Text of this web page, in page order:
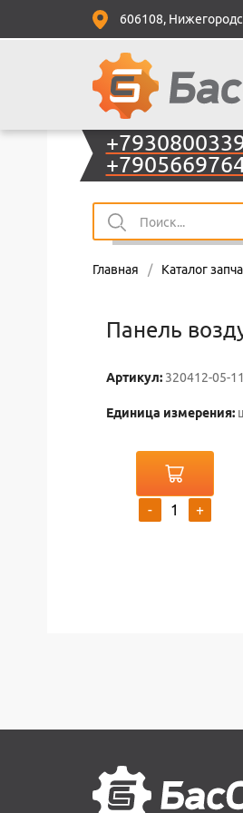
Главная / Каталог
Панель
Артикул: 320412-05-
Единица измерения:
- +
606108,